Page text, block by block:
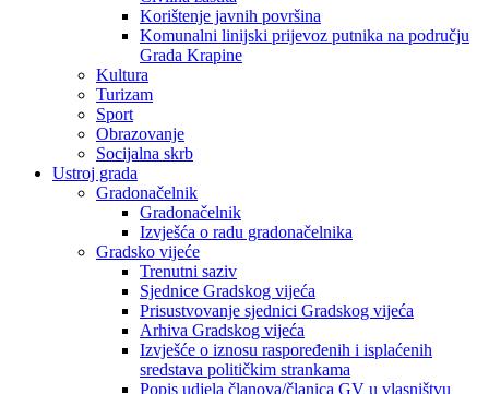
Korištenje javnih površina
Komunalni linijski prijevoz putnika na području
Grada Krapine
Kultura
Turizam
Sport
Obrazovanje
Socijalna skrb
Ustroj grada
Gradonačelnik
Gradonačelnik
Izvješća o radu gradonačelnika
Gradsko vijeće
Trenutni saziv
Sjednice Gradskog vijeća
Prisustvovanje sjednici Gradskog vijeća
Arhiva Gradskog vijeća
Izvješće o iznosu raspoređenih i isplaćenih
sredstava političkim strankama
Popis udjela članova/članica GV u vlasništvu